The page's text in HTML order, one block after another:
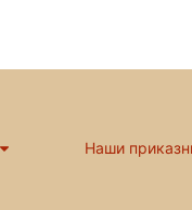
Наши